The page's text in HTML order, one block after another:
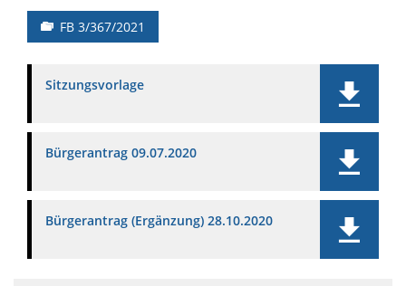
FB 3/367/2021
Sitzungsvorlage
Bürgerantrag 09.07.2020
Bürgerantrag (Ergänzung) 28.10.2020